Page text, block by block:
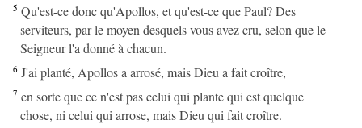
5 Qu'est-ce donc qu'Apollos, et qu'est-ce que Paul? Des
serviteurs, par le moyen desquels vous avez cru, selon que le
Seigneur l'a donné à chacun.
6 J'ai planté, Apollos a arrosé, mais Dieu a fait croître,
7 en sorte que ce n'est pas celui qui plante qui est quelque
chose, ni celui qui arrose, mais Dieu qui fait croître.